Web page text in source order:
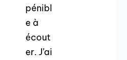
pénibl
e à
écout
er. J’ai